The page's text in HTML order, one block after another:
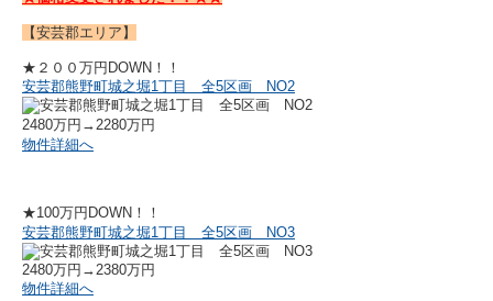
【安芸郡エリア】
★２００万円DOWN！！
安芸郡熊野町城之堀1丁目 全5区画 NO2
2480万円→ 2280万円
物件詳細へ
★100万円DOWN！！
安芸郡熊野町城之堀1丁目 全5区画 NO3
2480万円→2380万円
物件詳細へ